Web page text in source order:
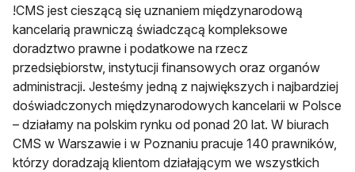
!otwiera się w nowej karcie
CMS jest cieszącą się uznaniem międzynarodową
kancelarią prawniczą świadczącą kompleksowe
doradztwo prawne i podatkowe na rzecz
przedsiębiorstw, instytucji finansowych oraz organów
administracji. Jesteśmy jedną z największych i najbardziej
doświadczonych międzynarodowych kancelarii w Polsce
– działamy na polskim rynku od ponad 20 lat. W biurach
CMS w Warszawie i w Poznaniu pracuje 140 prawników,
którzy doradzają klientom działającym we wszystkich